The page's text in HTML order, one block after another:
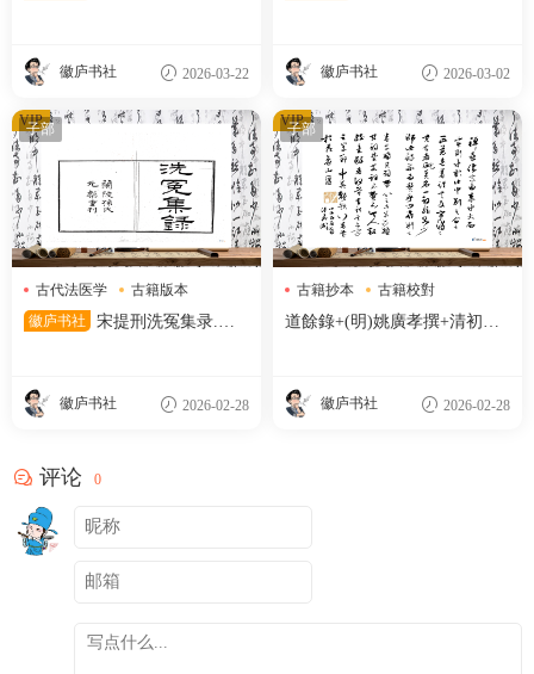
刊本
徽庐书社 2026-03-22 徽庐书社 2026-03-02
子部
古代法医学
古籍版本
孙星衍
徽庐书社
宋提刑洗冤集录.五
校
徽庐书社 2026-02-28
VIP 子部
古籍抄本
古籍校對
明代刻本
道餘錄+(明)姚廣孝撰+清初抄
徽庐书社 2026-02-28
VIP
评论 0